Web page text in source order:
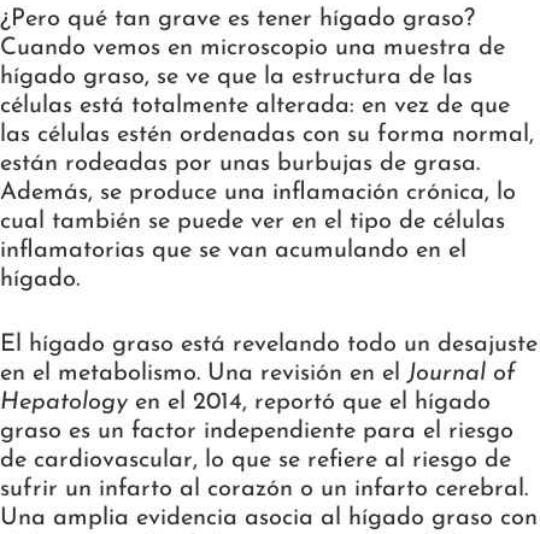
¿Pero qué tan grave es tener hígado graso?
Cuando vemos en microscopio una muestra de
hígado graso, se ve que la estructura de las
células está totalmente alterada: en vez de que
las células estén ordenadas con su forma normal,
están rodeadas por unas burbujas de grasa.
Además, se produce una inflamación crónica, lo
cual también se puede ver en el tipo de células
inflamatorias que se van acumulando en el
hígado.
El hígado graso está revelando todo un desajuste
en el metabolismo. Una revisión en el Journal of
Hepatology en el 2014, reportó que el hígado
graso es un factor independiente para el riesgo
de cardiovascular, lo que se refiere al riesgo de
sufrir un infarto al corazón o un infarto cerebral.
Una amplia evidencia asocia al hígado graso con